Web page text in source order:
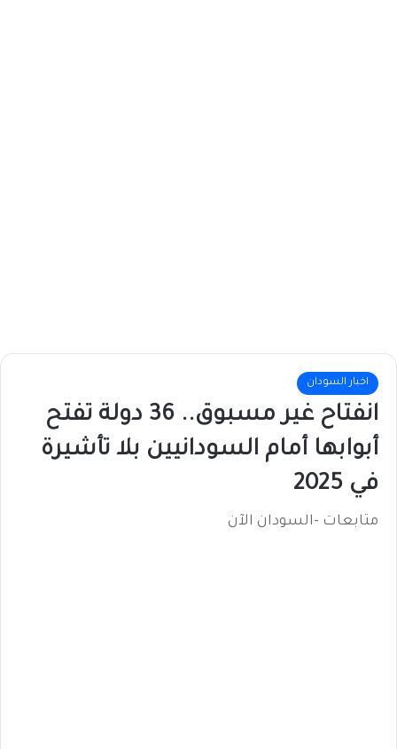
اخبار السودان
انفتاح غير مسبوق.. 36 دولة تفتح
أبوابها أمام السودانيين بلا تأشيرة
في 2025
متابعات -السودان الآن